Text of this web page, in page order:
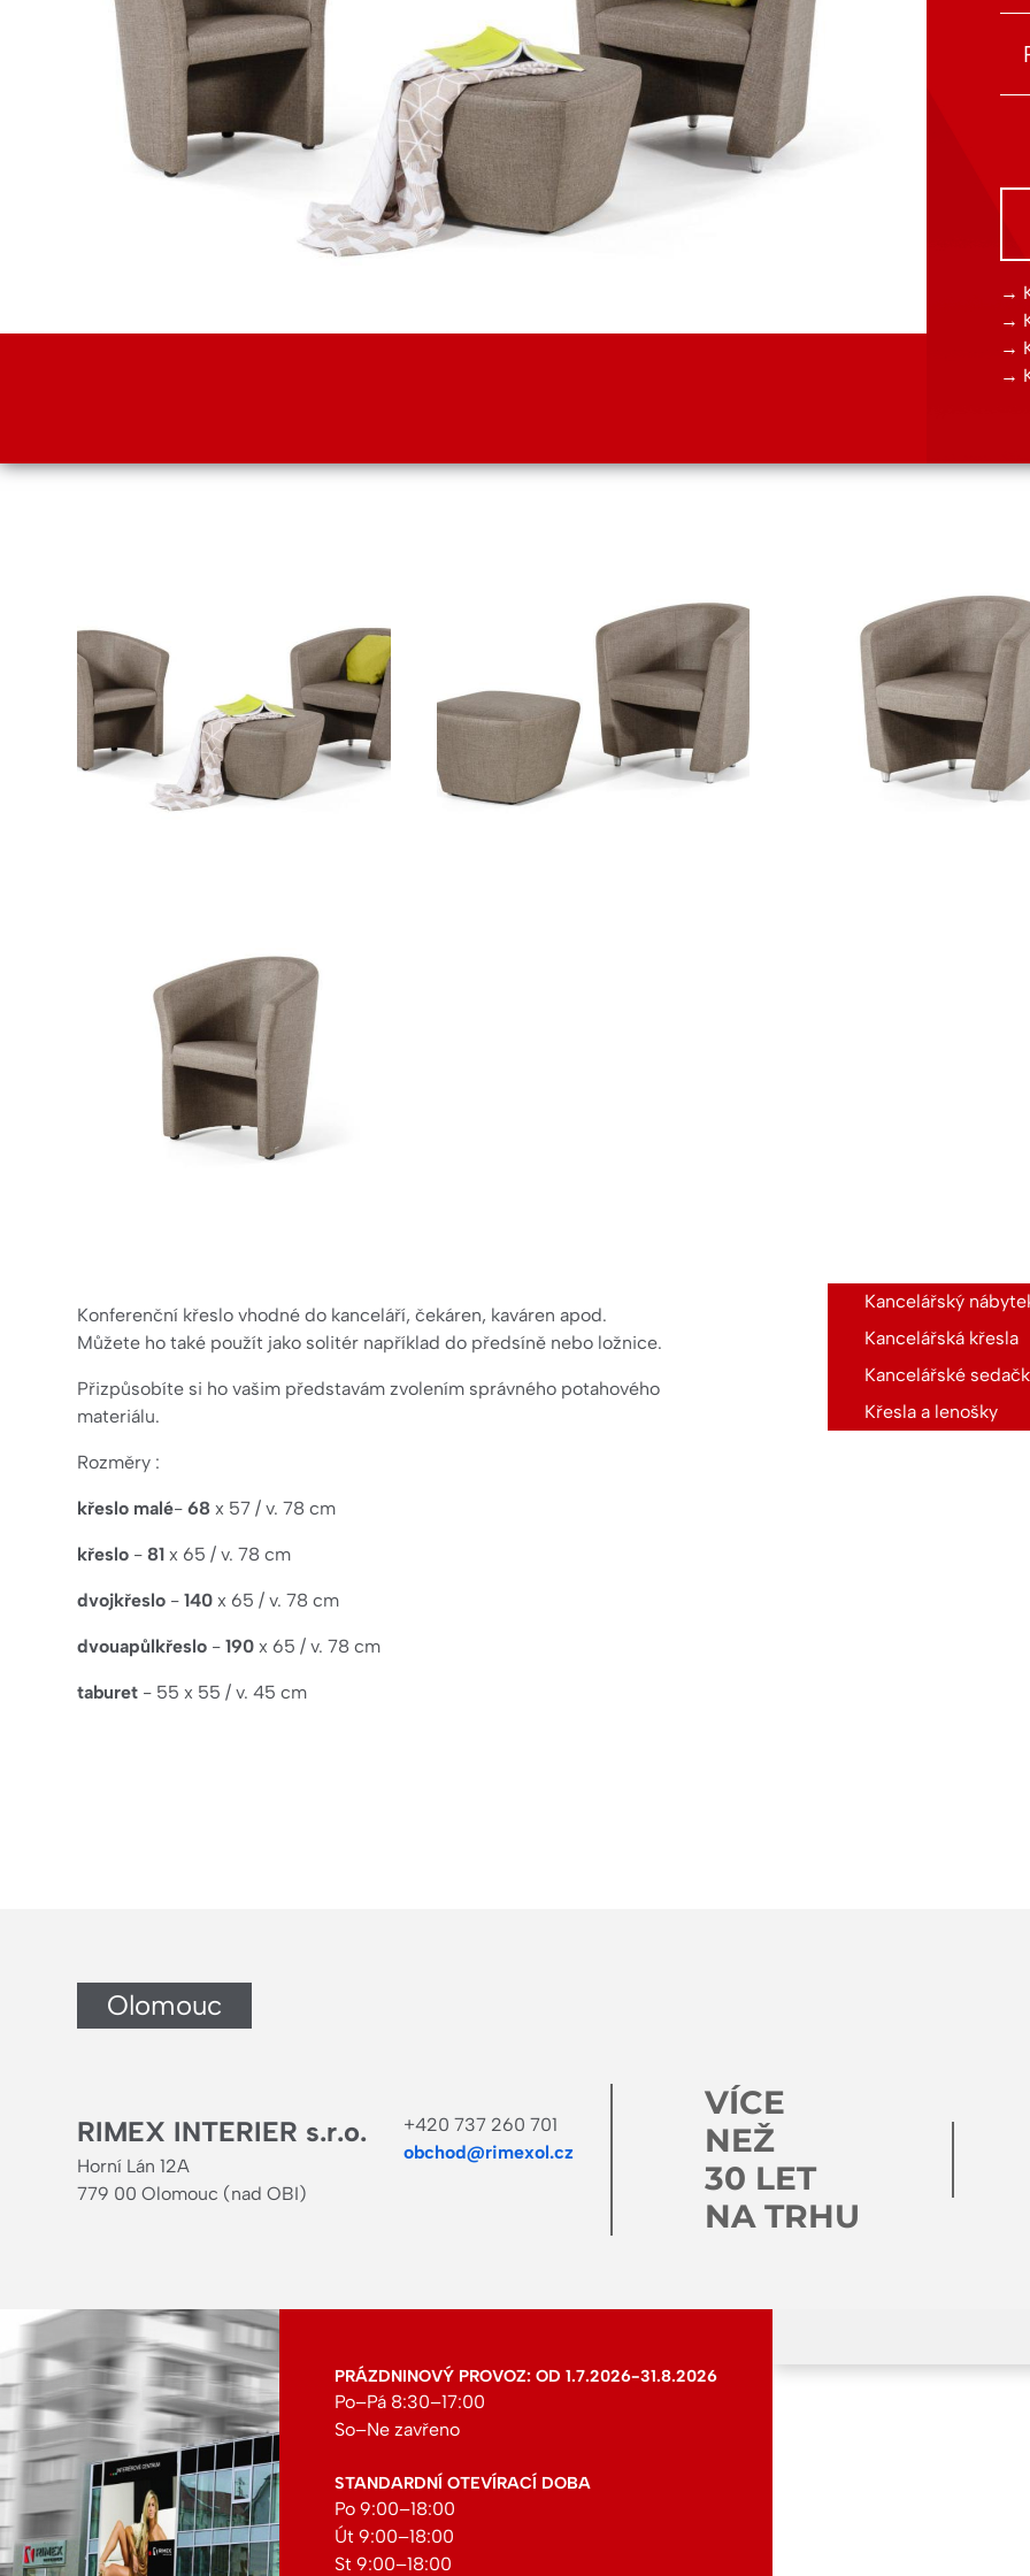
Konferenční křeslo vhodné do kanceláří, čekáren, kaváren apod.
Můžete ho také použít jako solitér například do předsíně nebo ložnice.
Přizpůsobíte si ho vašim představám zvolením správného potahového
materiálu.
Rozměry :
křeslo malé-68 x 57 / v. 78 cm
křeslo -81 x 65 / v. 78 cm
dvojkřeslo -140 x 65 / v. 78 cm
dvouapůlkřeslo -190 x 65 / v. 78 cm
taburet - 55 x 55 / v. 45 cm
Kancelářský
Kancelářská křesla
Kancelářské
Křesla a lenošky
Olomouc
RIMEX INTERIER s.r.o.
Horní Lán 12A
779 00 Olomouc (nad OBI)
+420 737 260 701
obchod@rimexol.cz
VÍCE
NEŽ
30 LET
NA TRHU
PRÁZDNINOVÝ PROVOZ: OD 1.7.2026-31.8.2026
Po–Pá 8:30–17:00
So–Ne zavřeno
STANDARDNÍ OTEVÍRACÍ DOBA
Po 9:00–18:00
Út 9:00–18:00
St 9:00–18:00